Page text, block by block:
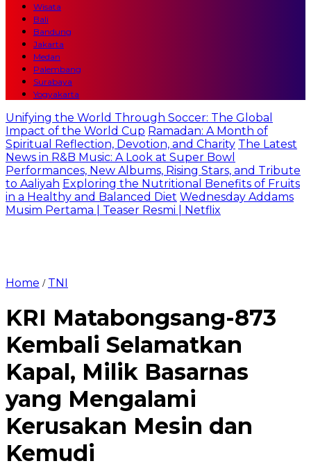
Wisata
Bali
Bandung
Jakarta
Medan
Palembang
Surabaya
Yogyakarta
Unifying the World Through Soccer: The Global
Impact of the World Cup Ramadan: A Month of
Spiritual Reflection, Devotion, and Charity The Latest
News in R&B Music: A Look at Super Bowl
Performances, New Albums, Rising Stars, and Tribute
to Aaliyah Exploring the Nutritional Benefits of Fruits
in a Healthy and Balanced Diet Wednesday Addams
Musim Pertama | Teaser Resmi | Netflix
Home / TNI
KRI Matabongsang-873
Kembali Selamatkan
Kapal, Milik Basarnas
yang Mengalami
Kerusakan Mesin dan
Kemudi